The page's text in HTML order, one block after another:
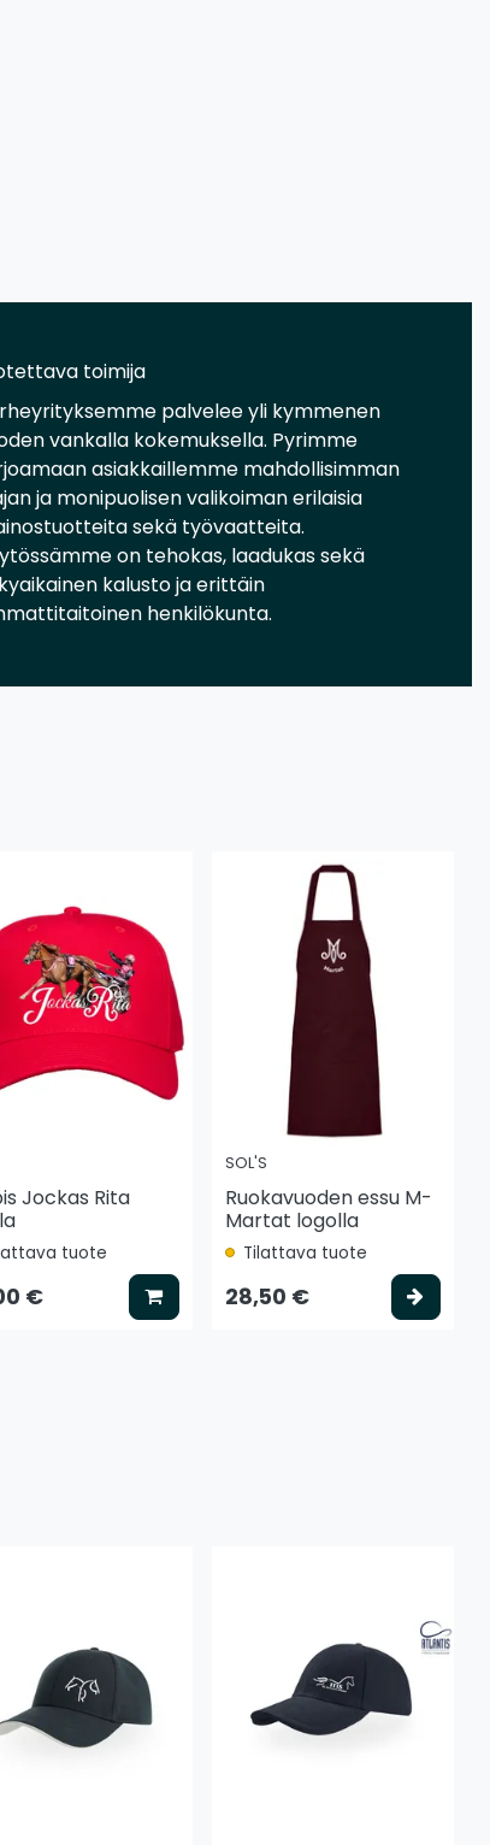
toimija
palvelee yli kymmenen
vankalla kokemuksella. Pyrimme
asiakkaillemme mahdollisimman
ja monipuolisen valikoiman erilaisia
sekä työvaatteita.
on tehokas, laadukas sekä
kalusto ja erittäin
henkilökunta.
Jockas Rita
tuote
€ Lisää koriin
SOL'S
Ruokavuoden essu M-
Martat logolla
Tilattava tuote
28,50 €